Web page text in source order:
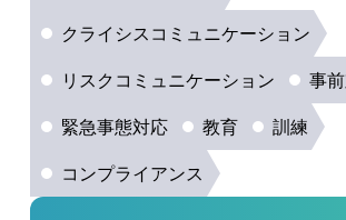
クライシスコミュニケーション
リスクコミュニケーション
事
緊急事態対応
教育
訓練
コンプライアンス